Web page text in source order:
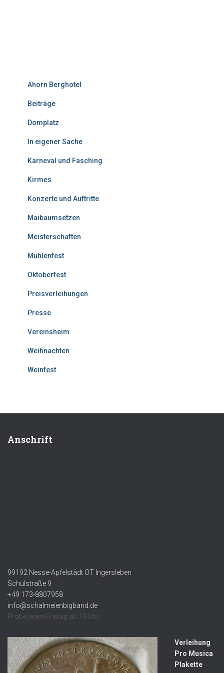
Ahorn Berghotel
Beiträge
Domplatz
In eigener Sache
Karneval und Fasching
Kirmes
Konzerte und Auftritte
Maibaumsetzen
Meisterschaften
Mühlenfest
Oktoberfest
Preisverleihungen
Presse
Vereinsheim
Weihnachten
Weinfest
Anschrift
99192 Nesse-Apfelstädt OT Ingersleben
Schulstraße 9
+49 173-8807958
info@schalmeienbigband.de
Probe jeden Freitag ab 19 Uhr
Verleihung
Pro Musica
Plakette